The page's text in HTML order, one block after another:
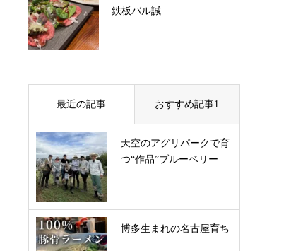
鉄板バル誠
最近の記事 おすすめ記事1
天空のアグリパークで育
つ“作品”ブルーベリー
博多生まれの名古屋育ち